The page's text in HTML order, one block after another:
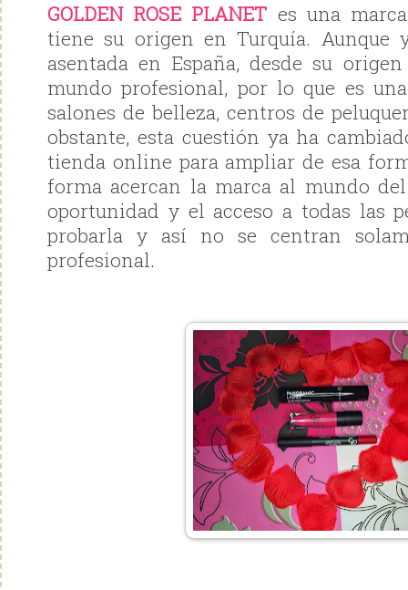
GOLDEN ROSE PLANET es una
tiene su origen en Turquía. Aunque
asentada en España, desde su
mundo profesional, por lo que es
salones de belleza, centros de
obstante, esta cuestión ya ha
tienda online para ampliar de esa
forma acercan la marca al mundo
oportunidad y el acceso a todas las
probarla y así no se centran
profesional.